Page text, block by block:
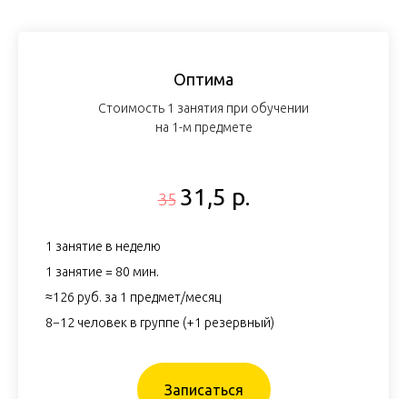
Оптима
Стоимость 1 занятия при обучении
на 1-м предмете
35 31,5 р.
1 занятие в неделю
1 занятие = 80 мин.
≈126 руб. за 1 предмет/месяц
8−12 человек в группе (+1 резервный)
Записаться